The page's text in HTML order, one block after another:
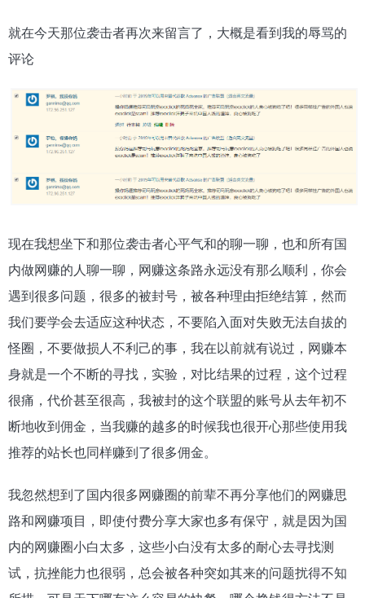
就在今天那位袭击者再次来留言了，大概是看到我的辱骂的
评论
现在我想坐下和那位袭击者心平气和的聊一聊，也和所有国
内做网赚的人聊一聊，网赚这条路永远没有那么顺利，你会
遇到很多问题，很多的被封号，被各种理由拒绝结算，然而
我们要学会去适应这种状态，不要陷入面对失败无法自拔的
怪圈，不要做损人不利己的事，我在以前就有说过，网赚本
身就是一个不断的寻找，实验，对比结果的过程，这个过程
很痛，代价甚至很高，我被封的这个联盟的账号从去年初不
断地收到佣金，当我赚的越多的时候我也很开心那些使用我
推荐的站长也同样赚到了很多佣金。
我忽然想到了国内很多网赚圈的前辈不再分享他们的网赚思
路和网赚项目，即使付费分享大家也多有保守，就是因为国
内的网赚圈小白太多，这些小白没有太多的耐心去寻找测
试，抗挫能力也很弱，总会被各种突如其来的问题扰得不知